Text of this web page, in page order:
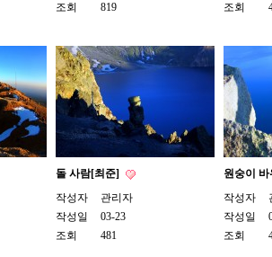
조회
819
조회
돌 사람[최준]
작성자
관리자
작성일
03-23
조회
481
원숭이
작성자
작성일
조회